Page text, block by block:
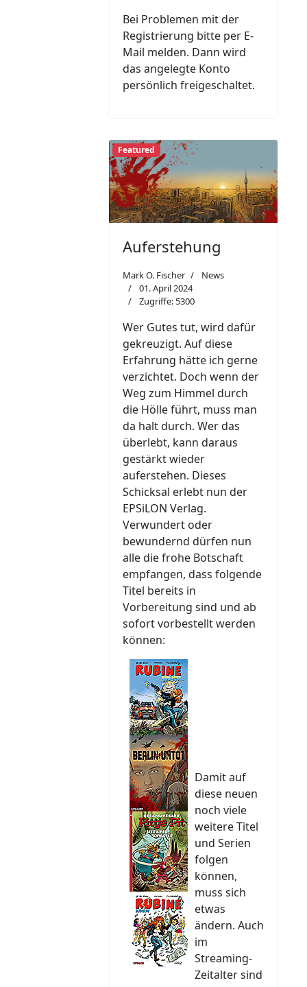
Bei Problemen mit der
Registrierung bitte per E-
Mail melden. Dann wird
das angelegte Konto
persönlich freigeschaltet.
Featured
Auferstehung
Mark O. Fischer
News
01. April 2024
Zugriffe: 5300
Wer Gutes tut, wird dafür
gekreuzigt. Auf diese
Erfahrung hätte ich gerne
verzichtet. Doch wenn der
Weg zum Himmel durch
die Hölle führt, muss man
da halt durch. Wer das
überlebt, kann daraus
gestärkt wieder
auferstehen. Dieses
Schicksal erlebt nun der
EPSiLON Verlag.
Verwundert oder
bewundernd dürfen nun
alle die frohe Botschaft
empfangen, dass folgende
Titel bereits in
Vorbereitung sind und ab
sofort vorbestellt werden
können:
Damit auf
diese neuen
noch viele
weitere Titel
und Serien
folgen
können,
muss sich
etwas
ändern. Auch
im
Streaming-
Zeitalter sind